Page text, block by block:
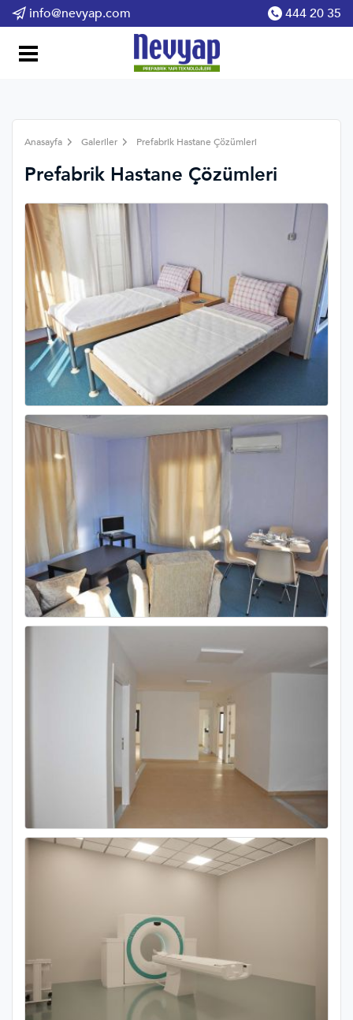
info@nevyap.com 444 20 35
Anasayfa Galeriler Prefabrik Hastane Çözümleri
Prefabrik Hastane Çözümleri